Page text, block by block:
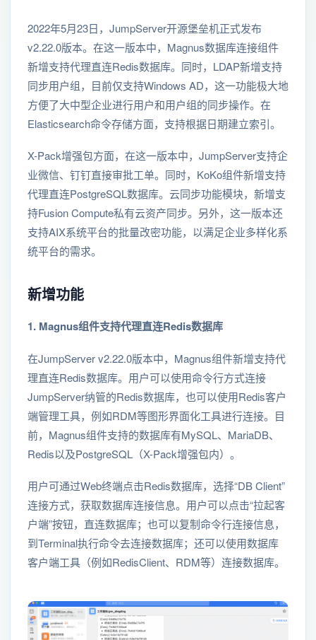
2022年5月23日，JumpServer开源堡垒机正式发布
v2.22.0版本。在这一版本中，Magnus数据库连接组件
新增支持代理直连Redis数据库。同时，LDAP新增支持
同步用户组，目前仅支持Windows AD，这一功能极大地
方便了大中型企业进行用户和用户组的同步操作。在
Elasticsearch命令存储方面，支持根据日期建立索引。
X-Pack增强包方面，在这一版本中，JumpServer支持企
业微信、钉钉直接审批工单。同时，KoKo组件新增⽀持
代理直连PostgreSQL数据库。云同步功能模块，新增⽀
持Fusion Compute私有云资产同步。另外，这一版本还
⽀持AIX系统平台的批量改密功能，以满足企业多样化系
统平台的需求。
新增功能
1. Magnus组件支持代理直连Redis数据库
在JumpServer v2.22.0版本中，Magnus组件新增支持代
理直连Redis数据库。用户可以使用命令行方式连接
JumpServer纳管的Redis数据库，也可以使用Redis客户
端管理工具，例如RDM等图形界面化工具进行连接。目
前，Magnus组件支持的数据库有MySQL、MariaDB、
Redis以及PostgreSQL（X-Pack增强包内）。
用户可通过Web终端点击Redis数据库，选择“DB Client”
连接方式，获取数据库连接信息。用户可以点击“拉起客
户端”按钮，直连数据库；也可以复制命令行连接信息，
到Terminal执行命令去连接数据库；还可以使用数据库
客户端工具（例如RedisClient、RDM等）连接数据库。